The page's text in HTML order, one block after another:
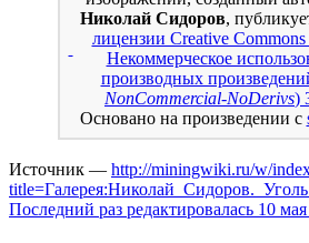
Николай Сидоров,
лицензии Creative
Некоммерческое
производных
NonCommercial-NoDerivs)
Основано на произведении с
Источник — http://miningwiki.ru/w/
Последний раз редактировалась 10